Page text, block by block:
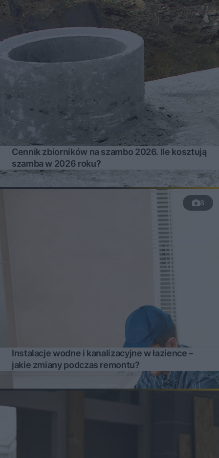
Cennik zbiorników na szambo 2026. Ile kosztują
szamba w 2026 roku?
8
Instalacje wodne i kanalizacyjne w łazience –
jakie zmiany podczas remontu?